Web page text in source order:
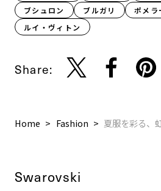
ブシュロン
ブルガリ
ポメラ
ルイ・ヴィトン
Share:
Home Fashion 夏服を彩る、
Swarovski